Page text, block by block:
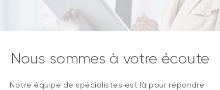
Nous sommes à votre écoute
Notre équipe de spécialistes est là pour répondre